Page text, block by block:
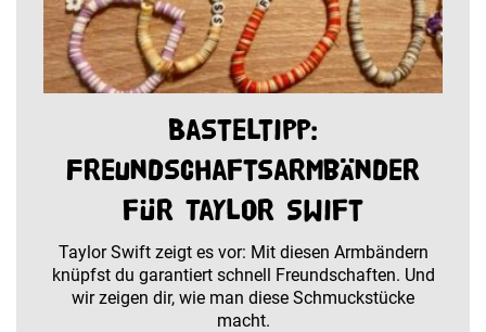
Basteltipp:
Freundschaftsarmbänder
für Taylor Swift
Taylor Swift zeigt es vor: Mit diesen Armbändern
knüpfst du garantiert schnell Freundschaften. Und
wir zeigen dir, wie man diese Schmuckstücke
macht.